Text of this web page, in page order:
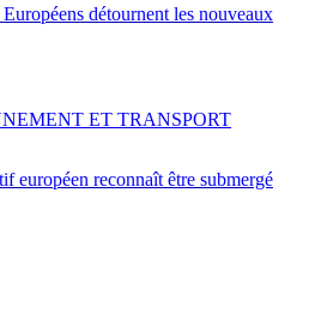
détournent les nouveaux
européen reconnaît être submergé
ET TRANSPORT